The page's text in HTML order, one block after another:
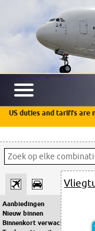
US duties and tariffs are
Aanbiedingen
Nieuw binnen
Binnenkort verwacht